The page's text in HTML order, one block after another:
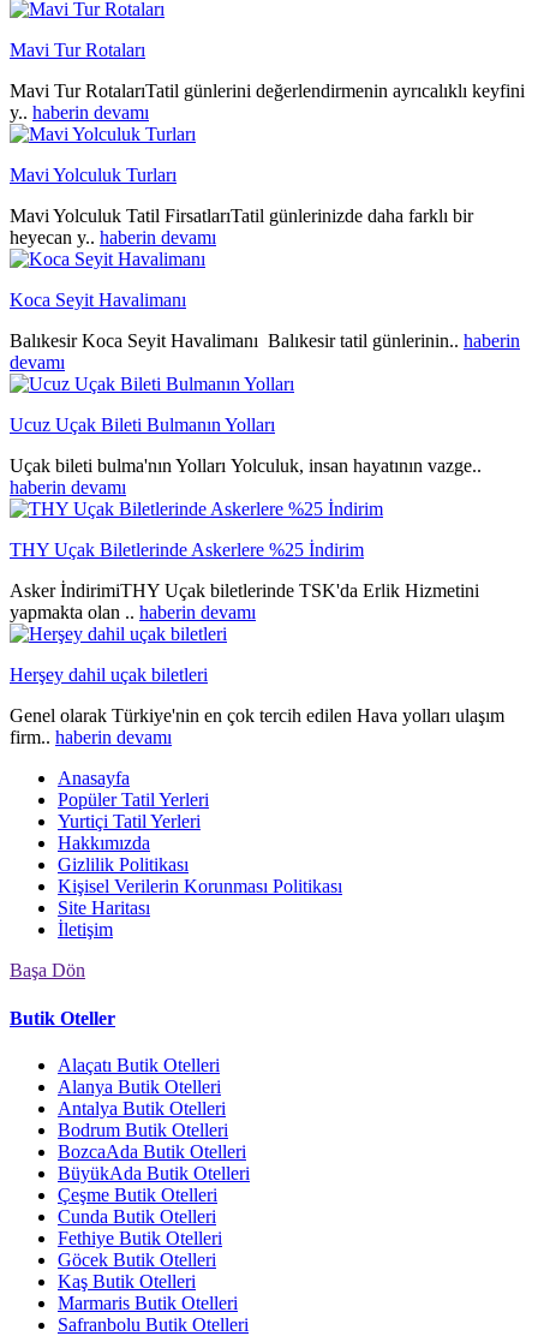
Mavi Tur Rotaları
Mavi Tur RotalarıTatil günlerini değerlendirmenin ayrıcalıklı keyfini
y.. haberin devamı
Mavi Yolculuk Turları
Mavi Yolculuk Tatil FirsatlarıTatil günlerinizde daha farklı bir
heyecan y.. haberin devamı
Koca Seyit Havalimanı
Balıkesir Koca Seyit Havalimanı Balıkesir tatil günlerinin.. haberin
devamı
Ucuz Uçak Bileti Bulmanın Yolları
Uçak bileti bulma'nın Yolları Yolculuk, insan hayatının vazge..
haberin devamı
THY Uçak Biletlerinde Askerlere %25 İndirim
Asker İndirimiTHY Uçak biletlerinde TSK'da Erlik Hizmetini
yapmakta olan .. haberin devamı
Herşey dahil uçak biletleri
Genel olarak Türkiye'nin en çok tercih edilen Hava yolları ulaşım
firm.. haberin devamı
Anasayfa
Popüler Tatil Yerleri
Yurtiçi Tatil Yerleri
Hakkımızda
Gizlilik Politikası
Kişisel Verilerin Korunması Politikası
Site Haritası
İletişim
Başa Dön
Butik Oteller
Alaçatı Butik Otelleri
Alanya Butik Otelleri
Antalya Butik Otelleri
Bodrum Butik Otelleri
BozcaAda Butik Otelleri
BüyükAda Butik Otelleri
Çeşme Butik Otelleri
Cunda Butik Otelleri
Fethiye Butik Otelleri
Göcek Butik Otelleri
Kaş Butik Otelleri
Marmaris Butik Otelleri
Safranbolu Butik Otelleri